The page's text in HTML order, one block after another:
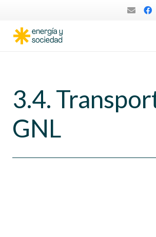
3.4.
GNL